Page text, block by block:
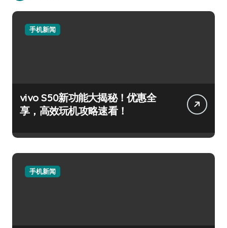
手机新闻
vivo S50新功能大揭秘！优惠全
享，高效玩机攻略速看！
手机新闻